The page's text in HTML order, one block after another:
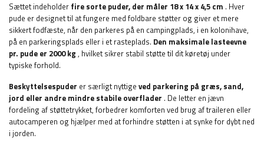
Sættet indeholder fire sorte puder, der måler 18 x 14 x 4,5 cm . Hver
pude er designet til at fungere med foldbare støtter og giver et mere
sikkert fodfæste, når den parkeres på en campingplads, i en kolonihave,
på en parkeringsplads eller i et rasteplads. Den maksimale lasteevne
pr. pude er 2000 kg , hvilket sikrer stabil støtte til dit køretøj under
typiske forhold.
Beskyttelsespuder er særligt nyttige ved parkering på græs, sand,
jord eller andre mindre stabile overflader . De letter en jævn
fordeling af støttetrykket, forbedrer komforten ved brug af traileren eller
autocamperen og hjælper med at forhindre støtten i at synke for dybt ned
i jorden.